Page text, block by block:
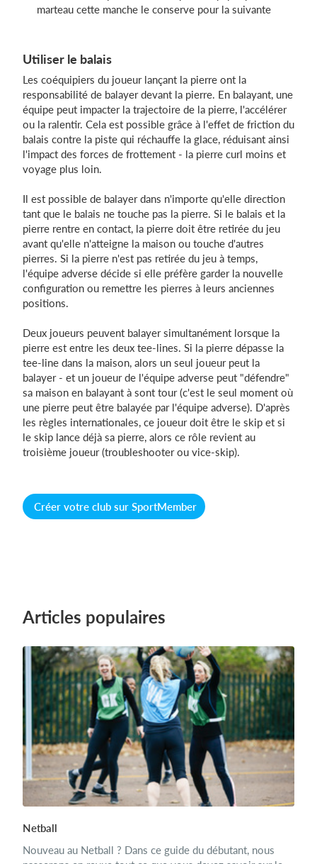
marteau cette manche le conserve pour la suivante
Utiliser le balais
Les coéquipiers du joueur lançant la pierre ont la
responsabilité de balayer devant la pierre. En balayant, une
équipe peut impacter la trajectoire de la pierre, l'accélérer
ou la ralentir. Cela est possible grâce à l'effet de friction du
balais contre la piste qui réchauffe la glace, réduisant ainsi
l'impact des forces de frottement - la pierre curl moins et
voyage plus loin.
Il est possible de balayer dans n'importe qu'elle direction
tant que le balais ne touche pas la pierre. Si le balais et la
pierre rentre en contact, la pierre doit être retirée du jeu
avant qu'elle n'atteigne la maison ou touche d'autres
pierres. Si la pierre n'est pas retirée du jeu à temps,
l'équipe adverse décide si elle préfère garder la nouvelle
configuration ou remettre les pierres à leurs anciennes
positions.
Deux joueurs peuvent balayer simultanément lorsque la
pierre est entre les deux tee-lines. Si la pierre dépasse la
tee-line dans la maison, alors un seul joueur peut la
balayer - et un joueur de l'équipe adverse peut "défendre"
sa maison en balayant à sont tour (c'est le seul moment où
une pierre peut être balayée par l'équipe adverse). D'après
les règles internationales, ce joueur doit être le skip et si
le skip lance déjà sa pierre, alors ce rôle revient au
troisième joueur (troubleshooter ou vice-skip).
Créer votre club sur SportMember
Articles populaires
Netball
Nouveau au Netball ? Dans ce guide du débutant, nous